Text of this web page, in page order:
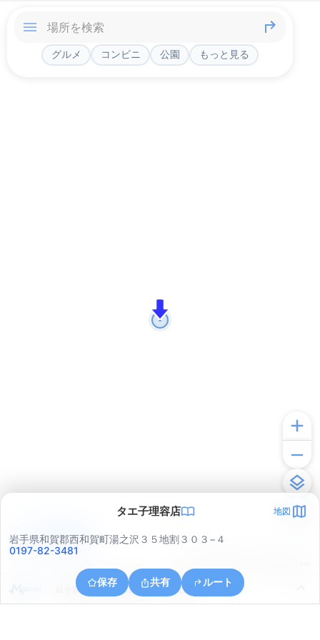
グルメ コンビニ 公園 もっと見る
タエ子理容店 地図
岩手県和賀郡西和賀町湯之沢３５地割３０３−４
0197-82-3481
保存 共有 ルート
岩手県和賀郡西和賀町川尻４１地割
アプリで見る